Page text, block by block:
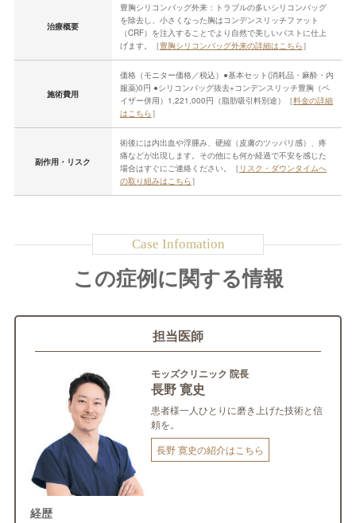
治療概要
豊胸シリコンバッグ外来：トラブルの多いシリコンバッグ
を除去し、小さくなった胸はコンデンスリッチファット
（CRF）を注入することでより自然で美しいバストに仕上
げます。［豊胸シリコンバッグ外来の詳細はこちら］
施術費用
価格（モニター価格／税込）●基本セット(消耗品・麻酔・内
服薬)0円 ●シリコンバッグ抜去+コンデンスリッチ豊胸（ベ
イザー併用）1,221,000円（脂肪吸引料別途）［料金の詳細
はこちら］
副作用・リスク
術後には内出血や浮腫み、硬縮（皮膚のツッパリ感）、疼
痛などが出現します。その他にも何か経過で不安を感じた
場合はすぐにご連絡ください。［ リスク・ダウンタイムへ
の取り組みはこちら］
この症例に関する情報
担当医師
モッズクリニック 院長
長野 寛史
患者様一人ひとりに磨き上げた技術と信
頼を。
長野 寛史の紹介はこちら
経歴